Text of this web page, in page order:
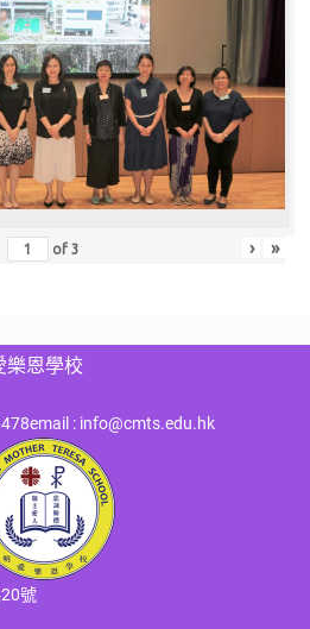
of3 › »
樂恩學校
email : info@cmts.edu.hk
號